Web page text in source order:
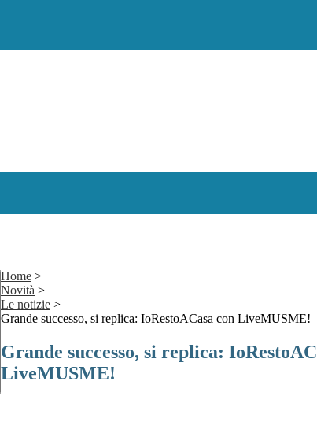
Home >
Novità >
Le notizie >
Grande successo, si replica: IoRestoACasa con LiveMUSME!
Grande successo, si replica:
LiveMUSME!